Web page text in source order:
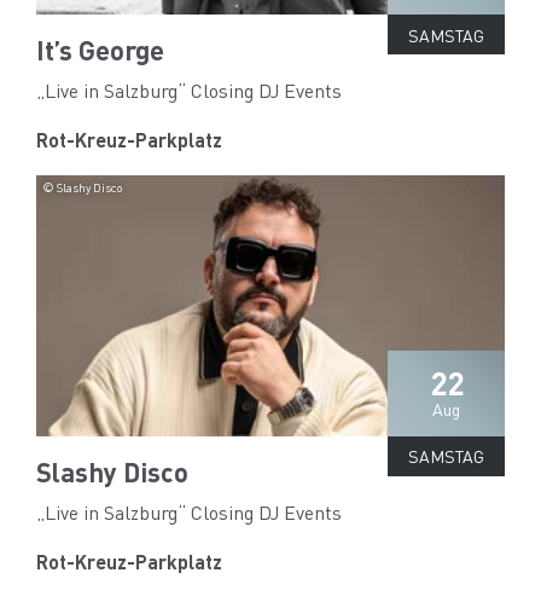
SAMSTAG
It’s George
„Live in Salzburg“ Closing DJ Events
Rot-Kreuz-Parkplatz
22
Aug
© Slashy Disco
SAMSTAG
Slashy Disco
„Live in Salzburg“ Closing DJ Events
Rot-Kreuz-Parkplatz